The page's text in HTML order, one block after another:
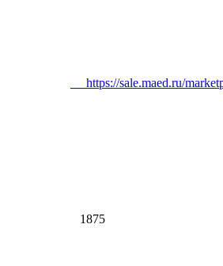
https://sale.maed.ru/
1875